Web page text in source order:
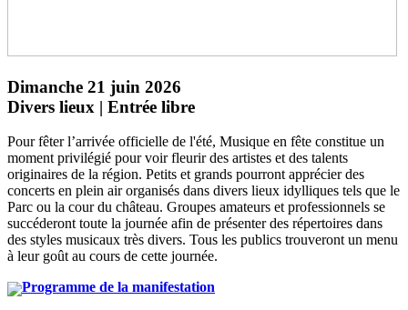
Dimanche 21 juin 2026
Divers lieux | Entrée libre
Pour fêter l’arrivée officielle de l'été, Musique en fête constitue un
moment privilégié pour voir fleurir des artistes et des talents
originaires de la région. Petits et grands pourront apprécier des
concerts en plein air organisés dans divers lieux idylliques tels que le
Parc ou la cour du château. Groupes amateurs et professionnels se
succéderont toute la journée afin de présenter des répertoires dans
des styles musicaux très divers. Tous les publics trouveront un menu
à leur goût au cours de cette journée.
Programme de la manifestation